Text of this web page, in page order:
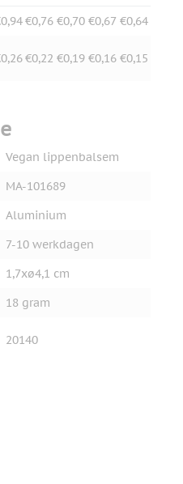
€0,76 €0,70 €0,67 €0,64
€0,22 €0,19 €0,16 €0,15
Vegan lippenbalsem
MA-101689
Aluminium
7-10 werkdagen
1,7xø4,1 cm
18 gram
20140